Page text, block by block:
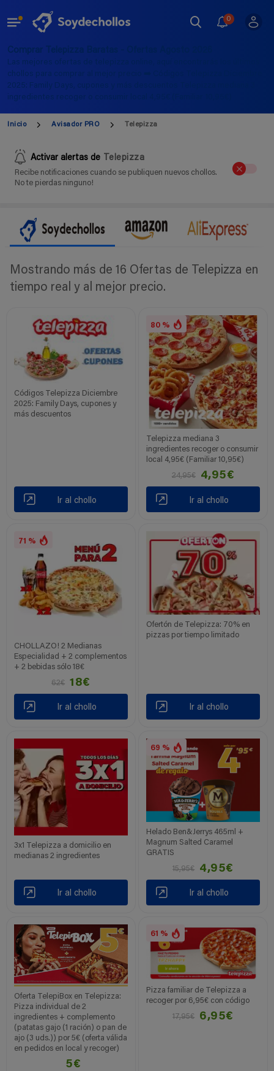
0
Comprar Telepizza Baratas - Ofertas Agosto 2026
Las mejores ofertas de telepizza online, aquí encontrarás los últimos
chollos para comprar al mejor precio ➡️ Códigos Telepizza Diciembre
2025: Family Days, cupones y más descuentos Telepizza mediana 3
ingredientes recoger o consumir local 4,95€ (Familiar 10,95€)
Inicio Avisador PRO Telepizza
Activar alertas de Telepizza
Recibe notificaciones cuando se publiquen nuevos chollos.
No te pierdas ninguno!
Mostrando más de 16 Ofertas de Telepizza en
tiempo real y al mejor precio.
Códigos Telepizza Diciembre
2025: Family Days, cupones y
más descuentos
Ir al chollo
80 %
Telepizza mediana 3
ingredientes recoger o consumir
local 4,95€ (Familiar 10,95€)
24,95€
4,95€
Ir al chollo
71 %
CHOLLAZO! 2 Medianas
Especialidad + 2 complementos
+ 2 bebidas sólo 18€
62€
18€
Ir al chollo
Ofertón de Telepizza: 70% en
pizzas por tiempo limitado
Ir al chollo
3x1 Telepizza a domicilio en
medianas 2 ingredientes
Ir al chollo
69 %
Helado Ben&Jerrys 465ml +
Magnum Salted Caramel
GRATIS
15,95€
4,95€
Ir al chollo
Oferta TelepiBox en Telepizza:
Pizza individual de 2
ingredientes + complemento
(patatas gajo (1 ración) o pan de
ajo (3 uds.)) por 5€ (oferta válida
en pedidos en local y recoger)
5€
61 %
Pizza familiar de Telepizza a
recoger por 6,95€ con código
17,95€
6,95€